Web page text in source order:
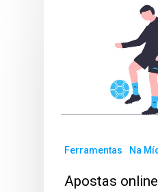
Ferramentas Na
Apostas